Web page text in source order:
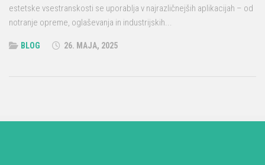
estetske vsestranskosti se uporablja v najrazličnejših aplikacijah – od
notranje opreme, oglaševanja in industrijskih...
BLOG 26. MAJA, 2025